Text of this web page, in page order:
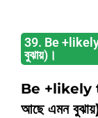
39. Be +likely
বুঝায়)।
Be +likely
আছে এমন